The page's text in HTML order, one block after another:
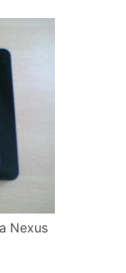
Nexus